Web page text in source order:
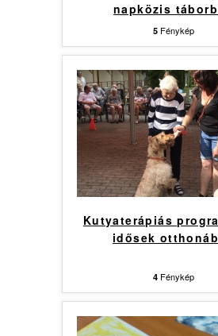
napközis
5 Fénykép
Kutyaterápiás
idősek
4 Fénykép